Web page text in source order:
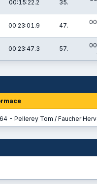
00:15:22.2 35.
00:23:01.9 47.
00:23:47.3 57.
- Pellerey Tom / Faucher